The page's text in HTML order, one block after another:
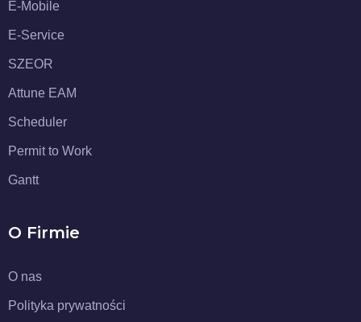
E-Mobile
E-Service
SZEOR
Attune EAM
Scheduler
Permit to Work
Gantt
O Firmie
O nas
Polityka prywatności